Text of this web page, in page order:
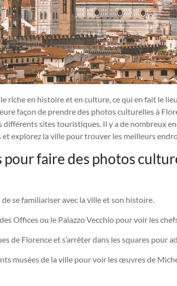
riche en histoire et en culture, ce qui en fait le
façon de prendre des photos culturelles à
différents sites touristiques. Il y a de nombreux
et explorez la ville pour trouver les meilleurs
pour faire des photos
se familiariser avec la ville et son histoire.
Offices ou le Palazzo Vecchio pour voir les
de Florence et s’arrêter dans les squares pour
musées de la ville pour voir les œuvres de